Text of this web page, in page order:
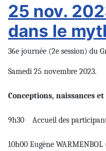
25 nov.
dans le
36e journée (2e session) du
Samedi 25 novembre 2023.
Conceptions, naissances
9h30 Accueil des
10h00 Eugène